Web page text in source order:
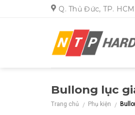
Q. Thủ Đức, TP. HCM
Bullong lục
Trang chủ / Phụ kiện /